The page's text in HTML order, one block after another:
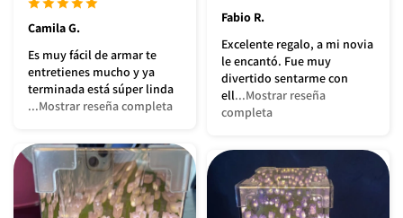
Camila G.
Es muy fácil de armar te
entretienes mucho y ya
terminada está súper linda
...Mostrar reseña completa
Fabio R.
Excelente regalo, a mi novia
le encantó. Fue muy
divertido sentarme con
ell...Mostrar reseña
completa